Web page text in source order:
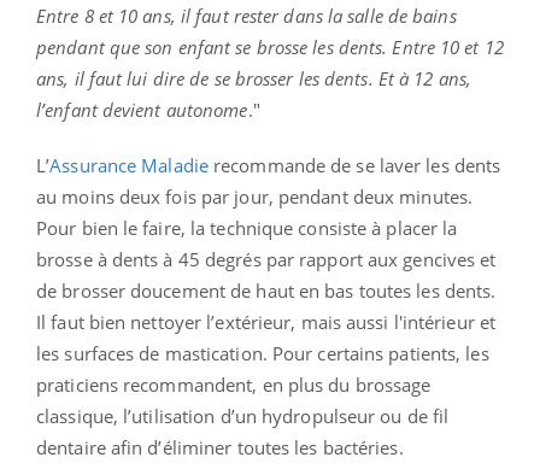
Entre 8 et 10 ans, il faut rester dans la salle de bains
pendant que son enfant se brosse les dents. Entre 10 et 12
ans, il faut lui dire de se brosser les dents. Et à 12 ans,
l’enfant devient autonome."
L’Assurance Maladierecommande de se laver les dents
au moins deux fois par jour, pendant deux minutes.
Pour bien le faire, la technique consiste à placer la
brosse à dents à 45 degrés par rapport aux gencives et
de brosser doucement de haut en bas toutes les dents.
Il faut bien nettoyer l’extérieur, mais aussi l'intérieur et
les surfaces de mastication. Pour certains patients, les
praticiens recommandent, en plus du brossage
classique, l’utilisation d’un hydropulseur ou de fil
dentaire afin d’éliminer toutes les bactéries.